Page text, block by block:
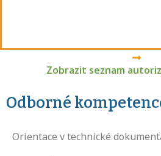
Zobrazit seznam
Odborné
Orientace v technické